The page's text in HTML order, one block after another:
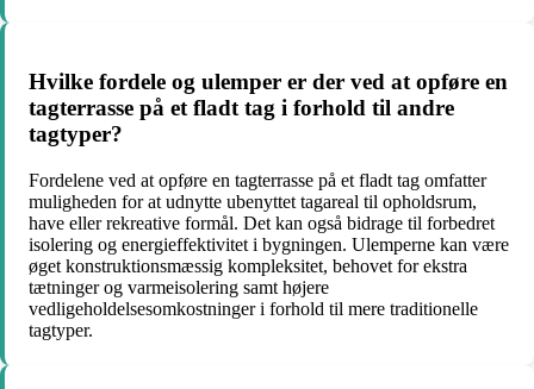
Hvilke fordele og ulemper er der ved at opføre en
tagterrasse på et fladt tag i forhold til andre
tagtyper?
Fordelene ved at opføre en tagterrasse på et fladt tag omfatter
muligheden for at udnytte ubenyttet tagareal til opholdsrum,
have eller rekreative formål. Det kan også bidrage til forbedret
isolering og energieffektivitet i bygningen. Ulemperne kan være
øget konstruktionsmæssig kompleksitet, behovet for ekstra
tætninger og varmeisolering samt højere
vedligeholdelsesomkostninger i forhold til mere traditionelle
tagtyper.